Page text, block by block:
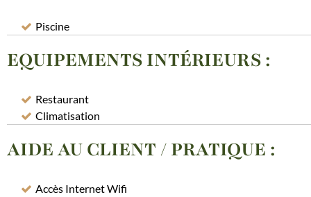
Piscine
EQUIPEMENTS INTÉRIEURS:
Restaurant
Climatisation
AIDE AU CLIENT / PRATIQUE :
Accès Internet Wifi